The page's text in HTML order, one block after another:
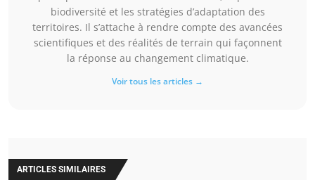
biodiversité et les stratégies d’adaptation des
territoires. Il s’attache à rendre compte des avancées
scientifiques et des réalités de terrain qui façonnent
la réponse au changement climatique.
Voir tous les articles →
ARTICLES SIMILAIRES